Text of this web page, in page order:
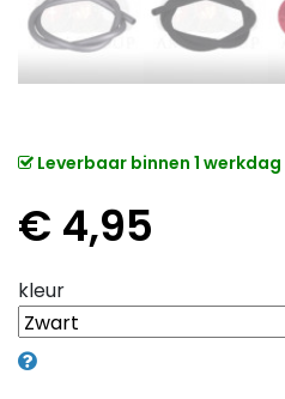
Leverbaar binnen 1 werkdag
€ 4,95
kleur